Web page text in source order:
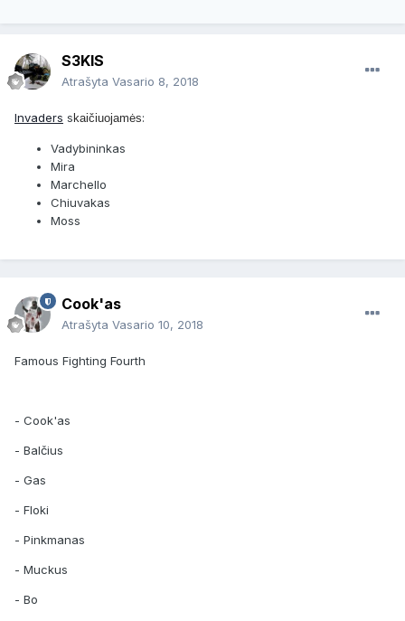
S3KIS
Atrašyta Vasario 8, 2018
Invaders s kaičiuojamės:
Vadybininkas
Mira
Marchello
Chiuvakas
Moss
Cook'as
Atrašyta Vasario 10, 2018
Famous Fighting Fourth
- Cook'as
- Balčius
- Gas
- Floki
- Pinkmanas
- Muckus
- Bo